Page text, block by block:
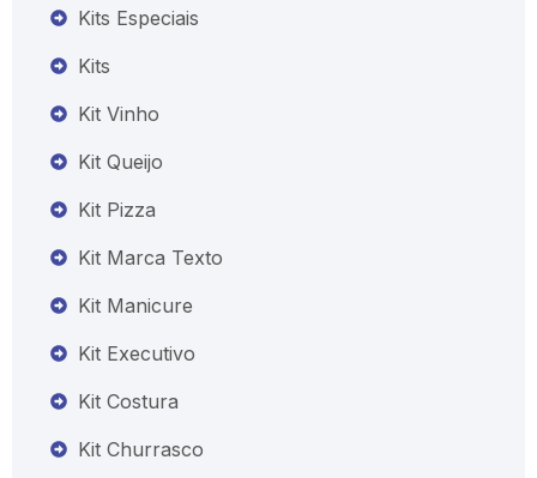
Kits Especiais
Kits
Kit Vinho
Kit Queijo
Kit Pizza
Kit Marca Texto
Kit Manicure
Kit Executivo
Kit Costura
Kit Churrasco